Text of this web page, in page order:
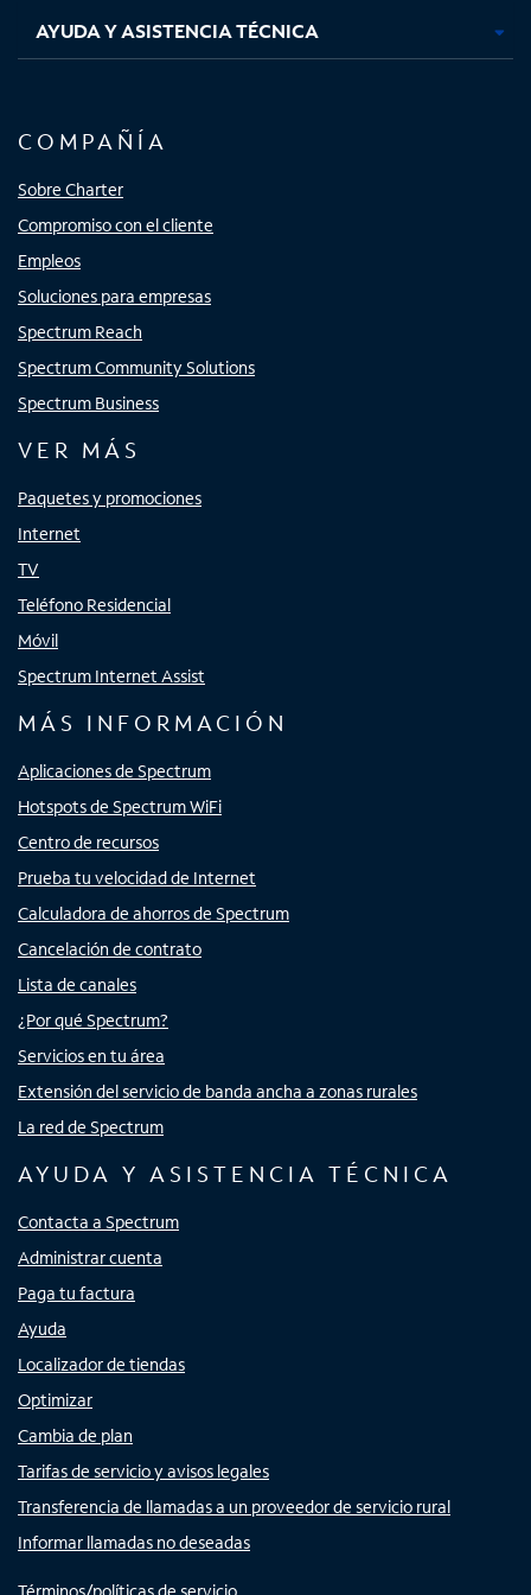
AYUDA Y ASISTENCIA TÉCNICA
COMPAÑÍA
Sobre Charter
Compromiso con el cliente
Empleos
Soluciones para empresas
Spectrum Reach
Spectrum Community Solutions
Spectrum Business
VER MÁS
Paquetes y promociones
Internet
TV
Teléfono Residencial
Móvil
Spectrum Internet Assist
MÁS INFORMACIÓN
Aplicaciones de Spectrum
Hotspots de Spectrum WiFi
Centro de recursos
Prueba tu velocidad de Internet
Calculadora de ahorros de Spectrum
Cancelación de contrato
Lista de canales
¿Por qué Spectrum?
Servicios en tu área
Extensión del servicio de banda ancha a zonas rurales
La red de Spectrum
AYUDA Y ASISTENCIA TÉCNICA
Contacta a Spectrum
Administrar cuenta
Paga tu factura
Ayuda
Localizador de tiendas
Optimizar
Cambia de plan
Tarifas de servicio y avisos legales
Transferencia de llamadas a un proveedor de servicio rural
Informar llamadas no deseadas